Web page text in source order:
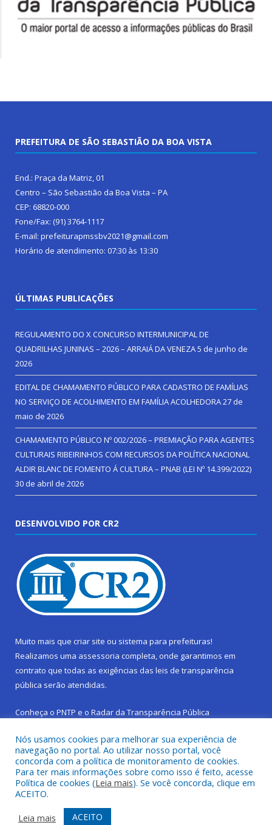
PREFEITURA DE SÃO SEBASTIÃO DA BOA VISTA
End.: Praça da Matriz, 01
Centro – São Sebastião da Boa Vista – PA
CEP: 68820-000
Fone/Fax: (91) 3764-1117
E-mail: prefeiturapmssbv2021@gmail.com
Horário de atendimento: 07:30 às 13:30
ÚLTIMAS PUBLICAÇÕES
REGULAMENTO DO X CONCURSO INTERMUNICIPAL DE
QUADRILHAS JUNINAS – 2026 – ARRAIÁ DA VENEZA5 de junho de
2026
EDITAL DE CHAMAMENTO PÚBLICO PARA CADASTRO DE FAMÍLIAS
NO SERVIÇO DE ACOLHIMENTO EM FAMÍLIA ACOLHEDORA27 de
maio de 2026
CHAMAMENTO PÚBLICO Nº 002/2026 – PREMIAÇÃO PARA AGENTES
CULTURAIS RIBEIRINHOS COM RECURSOS DA POLÍTICA NACIONAL
ALDIR BLANC DE FOMENTO Á CULTURA – PNAB (LEI Nº 14.399/2022)
30 de abril de 2026
DESENVOLVIDO POR CR2
Muito mais que criar site ou sistema para prefeituras!
Realizamos uma assessoria completa, onde garantimos em
contrato que todas as exigências das leis de transparência
pública serão atendidas.
Conheça o PNTP e o Radar da Transparência Pública
Todos os direitos reservados a Prefeitura Municipal de São
Sebastião da Boa Vista.
Frequência Online
Mapa do Site
Nós usamos cookies para melhorar sua experiência de
navegação no portal. Ao utilizar nosso portal, você
concorda com a política de monitoramento de cookies.
Para ter mais informações sobre como isso é feito, acesse
Política de cookies (Leia mais). Se você concorda, clique em
ACEITO.
Leia mais
ACEITO